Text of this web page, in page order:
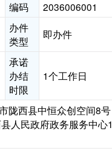
编码
2036006001
办件
类型
即办件
承诺
办结
时限
1个工作日
陇西县中恒众创空间8号
人民政府政务服务中心1